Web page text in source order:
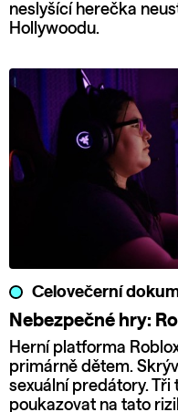
neslyšící herečka
Hollywoodu.
Celovečerní
Nebezpečné hry:
Herní platforma
primárně dětem.
sexuální predátory.
poukazovat na tato